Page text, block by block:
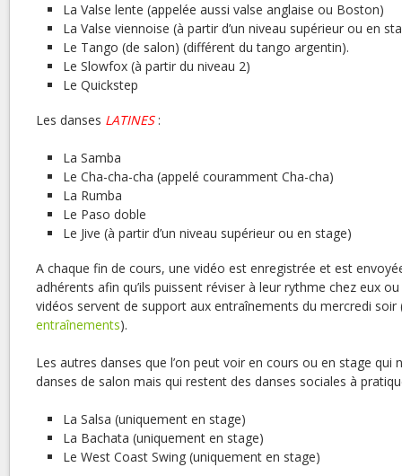
La Valse lente (appelée aussi valse anglaise ou Boston)
La Valse viennoise (à partir d’un niveau supérieur ou en
Le Tango (de salon) (différent du tango argentin).
Le Slowfox (à partir du niveau 2)
Le Quickstep
Les danses LATINES:
La Samba
Le Cha-cha-cha (appelé couramment Cha-cha)
La Rumba
Le Paso doble
Le Jive (à partir d’un niveau supérieur ou en stage)
A chaque fin de cours, une vidéo est enregistrée et est
adhérents afin qu’ils puissent réviser à leur rythme chez eux
vidéos servent de support aux entraînements du mercredi soir
entraînements).
Les autres danses que l’on peut voir en cours ou en stage qui
danses de salon mais qui restent des danses sociales à
La Salsa (uniquement en stage)
La Bachata (uniquement en stage)
Le West Coast Swing (uniquement en stage)